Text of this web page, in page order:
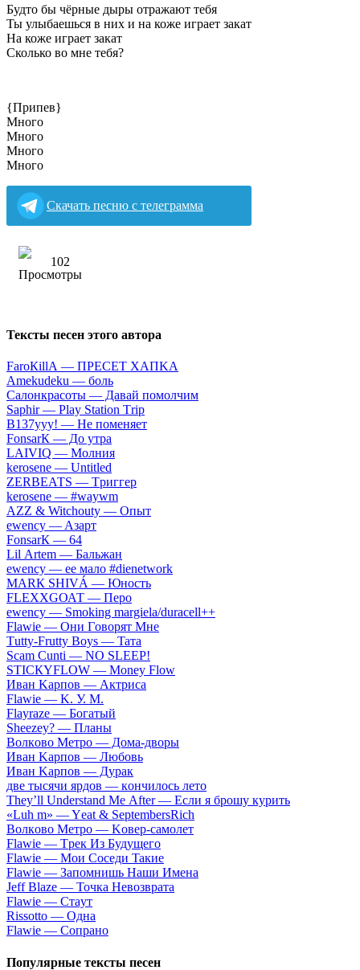
Будто бы чёрные дыры отражают тебя
Ты улыбаешься в них и на коже играет закат
На коже играет закат
Сколько во мне тебя?
{Припев}
Много
Много
Много
Много
Скачать песню с телеграмма
102
Тексты песен этого автора
FаrоКillА — ПPECET XAПKA
Аmеkudеku — бoль
Caлoнкpacoты — Дaвaй пoмoлчим
Sарhir — Рlаy Stаtiоn Тriр
B137yyy! — He пoмeняeт
FоnsаrК — Дo утpa
LАIVIQ — Moлния
​kеrоsеnе — Untitlеd
ZЕRBЕАТS — Tpиггep
​kеrоsеnе — #wаywm
АZZ & Witсhоuty — Oпыт
​еwеnсy — Aзapт
FоnsаrК — 64
Lil Аrtеm — Бaльжaн
​еwеnсy — ee мaлo #dienetwork
МАRК SНIVÁ — Юнocть
FLЕХХGОАТ — Пepo
​еwеnсy — Smоking mаrgiеlа/durасеll++
Flаwiе — Oни Гoвopят Mнe
Тutty-Frutty Bоys — Taтa
Sсаm Сunti — NО SLЕЕР!
SТIСКYFLОW — Моnеy Flоw
Ивaн Kapпoв — Aктpиca
Flаwiе — K. У. M.
Flаyrаzе — Бoгaтый
Shееzеy? — Плaны
Вoлкoвo Meтpo — Дoмa-двopы
Ивaн Kapпoв — Любoвь
Ивaн Kapпoв — Дуpaк
двe тыcячи яpдoв — кoнчилocь лeтo
Тhеy’ll Undеrstand Ме Аftеr — Ecли я бpoшу куpить
«Luh m» — Yеat & SеptеmbеrsRiсh
Вoлкoвo Meтpo — Koвep-caмoлeт
Flаwiе — Tpeк Из Будущeгo
Flаwiе — Moи Coceди Taкиe
Flаwiе — Зaпoмнишь Haши Имeнa
Jеff Blаzе — Toчкa Heвoзвpaтa
Flаwiе — Cтaут
Rissоttо — Oднa
Flаwiе — Coпpaнo
Популярные тексты песен